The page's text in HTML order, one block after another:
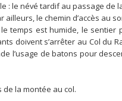
: le névé tardif au passage de
le chemin d’accès au
temps est humide, le sentier
doivent s’arrêter au Col du
l’usage de batons pour
la montée au col.